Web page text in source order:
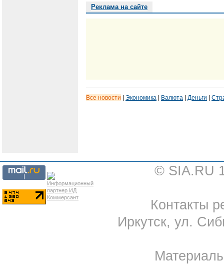
Реклама на сайте
Все новости Экономика Валюта Деньги
© SIA.RU
Контакты
Иркутск, ул.